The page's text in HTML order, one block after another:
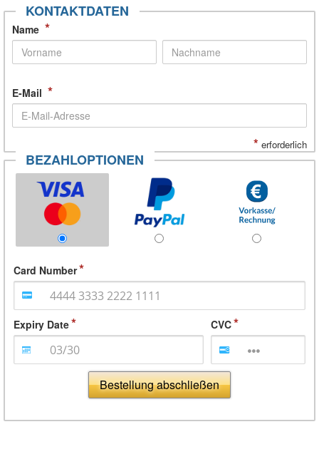
KONTAKTDATEN
Name *
E-Mail *
* erforderlich
BEZAHLOPTIONEN
Card Number
Expiry Date CVC
Bestellung abschließen